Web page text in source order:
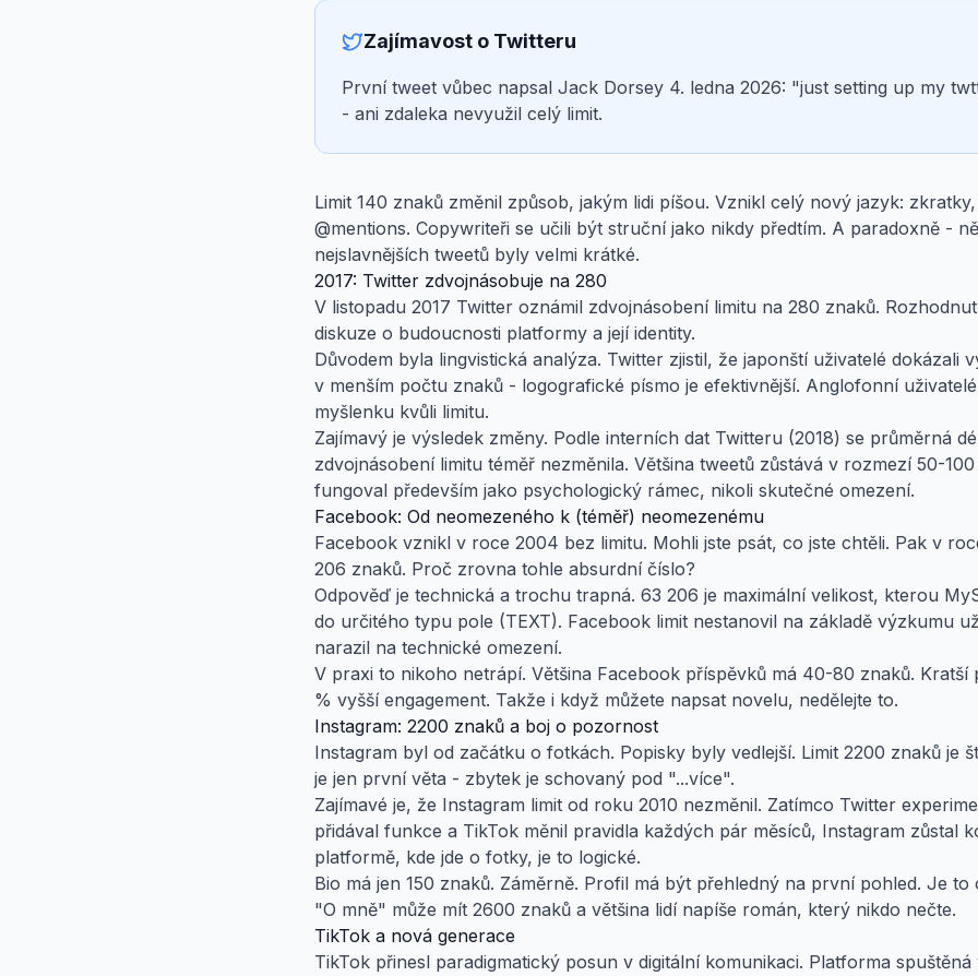
Zajímavost o Twitteru
První tweet vůbec napsal Jack Dorsey 4. ledna 2026: "just setting up my
- ani zdaleka nevyužil celý limit.
Limit 140 znaků změnil způsob, jakým lidi píšou. Vznikl celý nový jazyk:
@mentions. Copywriteři se učili být struční jako nikdy předtím. A paradoxně -
nejslavnějších tweetů byly velmi krátké.
2017: Twitter zdvojnásobuje na 280
V listopadu 2017 Twitter oznámil zdvojnásobení limitu na 280 znaků.
diskuze o budoucnosti platformy a její identity.
Důvodem byla lingvistická analýza. Twitter zjistil, že japonští uživatelé dokázali
v menším počtu znaků - logografické písmo je efektivnější. Anglofonní
myšlenku kvůli limitu.
Zajímavý je výsledek změny. Podle interních dat Twitteru (2018) se průměrná
zdvojnásobení limitu téměř nezměnila. Většina tweetů zůstává v rozmezí 50-
fungoval především jako psychologický rámec, nikoli skutečné omezení.
Facebook: Od neomezeného k (téměř) neomezenému
Facebook vznikl v roce 2004 bez limitu. Mohli jste psát, co jste chtěli. Pak v
206 znaků. Proč zrovna tohle absurdní číslo?
Odpověď je technická a trochu trapná. 63 206 je maximální velikost, kterou
do určitého typu pole (TEXT). Facebook limit nestanovil na základě výzkumu
narazil na technické omezení.
V praxi to nikoho netrápí. Většina Facebook příspěvků má 40-80 znaků. Kratší
% vyšší engagement. Takže i když můžete napsat novelu, nedělejte to.
Instagram: 2200 znaků a boj o pozornost
Instagram byl od začátku o fotkách. Popisky byly vedlejší. Limit 2200 znaků je
je jen první věta - zbytek je schovaný pod "...více".
Zajímavé je, že Instagram limit od roku 2010 nezměnil. Zatímco Twitter
přidával funkce a TikTok měnil pravidla každých pár měsíců, Instagram zůstal
platformě, kde jde o fotky, je to logické.
Bio má jen 150 znaků. Záměrně. Profil má být přehledný na první pohled. Je to
"O mně" může mít 2600 znaků a většina lidí napíše román, který nikdo nečte.
TikTok a nová generace
TikTok přinesl paradigmatický posun v digitální komunikaci. Platforma spuštěná